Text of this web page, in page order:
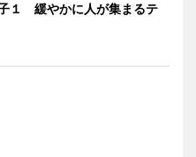
１ 緩やかに人が集まるテ